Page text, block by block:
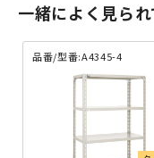
一緒によく見ら
品番/型番:A4345-4